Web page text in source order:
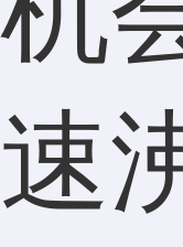
速